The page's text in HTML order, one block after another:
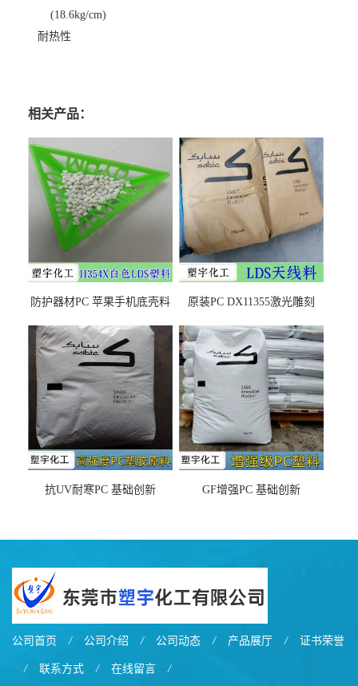
(18.6kg/cm)
耐热性
相关产品：
防护器材PC 苹果手机底壳料
之忧
原装PC DX11355激光雕刻
抗UV耐寒PC 基础创新
GF增强PC 基础创新
公司首页 / 公司介绍 / 公司动态 / 产品展厅 / 证书荣誉
/ 联系方式 / 在线留言 /